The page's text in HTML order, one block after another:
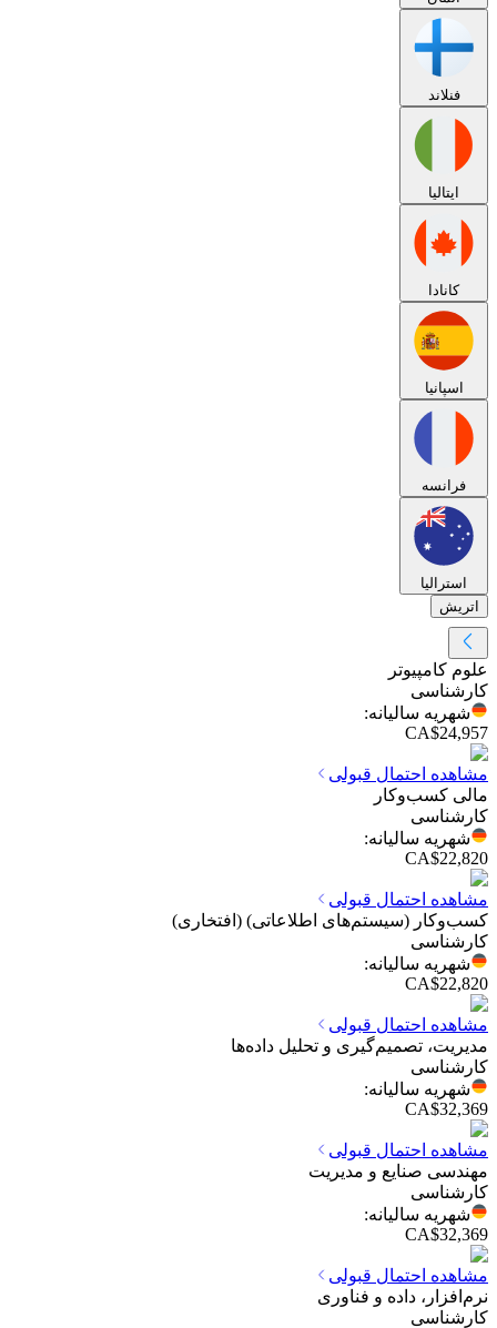
فنلاند
ایتالیا
کانادا
اسپانیا
فرانسه
استرالیا
اتریش
علوم کامپیوتر
کارشناسی
شهریه سالیانه:
CA$24,957
مشاهده احتمال قبولی
مالی کسب‌وکار
کارشناسی
شهریه سالیانه:
CA$22,820
مشاهده احتمال قبولی
کسب‌وکار (سیستم‌های اطلاعاتی) (افتخاری)
کارشناسی
شهریه سالیانه:
CA$22,820
مشاهده احتمال قبولی
مدیریت، تصمیم‌گیری و تحلیل داده‌ها
کارشناسی
شهریه سالیانه:
CA$32,369
مشاهده احتمال قبولی
مهندسی صنایع و مدیریت
کارشناسی
شهریه سالیانه:
CA$32,369
مشاهده احتمال قبولی
نرم‌افزار، داده و فناوری
کارشناسی